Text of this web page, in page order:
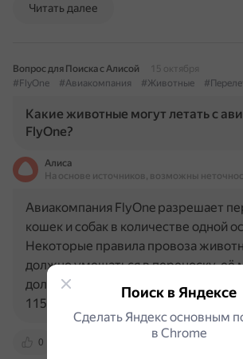
Читать далее
Вопрос для Поиска с Алисой
15 октября
#FlyOne
#Авиакомпания #Животные
Какие животные могут летать с
FlyOne?
Алиса
На основе источников, возможны
0
Авиакомпания FlyOne разрешает
кошек и собак в количестве одной
Некоторые правила провоза
должно умещаться в переноску, её
должна превышать 8 кг, а
115 см при пропорциях 50×40×25…
Поиск в Яндексе
Сделать Яндекс основным
в Сhrome